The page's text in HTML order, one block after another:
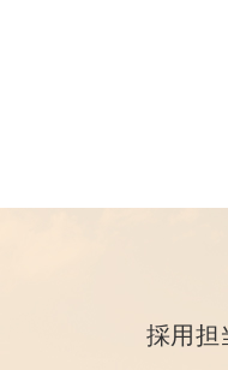
採用担